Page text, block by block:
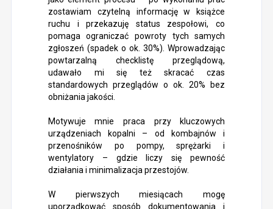
zostawiam czytelną informację w książce
ruchu i przekazuję status zespołowi, co
pomaga ograniczać powroty tych samych
zgłoszeń (spadek o ok. 30%). Wprowadzając
powtarzalną checklistę przeglądową,
udawało mi się też skracać czas
standardowych przeglądów o ok. 20% bez
obniżania jakości.
Motywuje mnie praca przy kluczowych
urządzeniach kopalni – od kombajnów i
przenośników po pompy, sprężarki i
wentylatory – gdzie liczy się pewność
działania i minimalizacja przestojów.
W pierwszych miesiącach mogę
uporządkować sposób dokumentowania i